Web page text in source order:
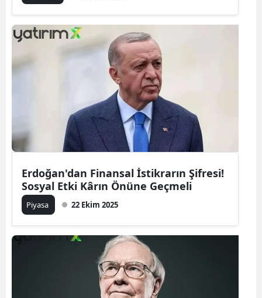
Erdoğan'dan Finansal İstikrarın Şifresi!
Sosyal Etki Kârın Önüne Geçmeli
Piyasa 22 Ekim 2025